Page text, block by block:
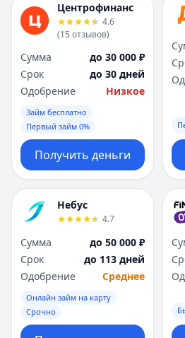
Центрофинанс
4.6
(15 отзывов)
Сумма
до 30 000 ₽
Срок
до 30 дней
Одобрение
Низкое
Займ бесплатно
Первый займ 0%
Получить деньги
Небус
4.7
Сумма
до 50 000 ₽
Срок
до 113 дней
Одобрение
Среднее
Онлайн займ на карту
Срочно